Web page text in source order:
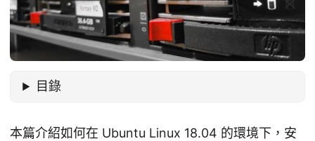
目錄
本篇介紹如何在 Ubuntu Linux 18.04 的環境下，安